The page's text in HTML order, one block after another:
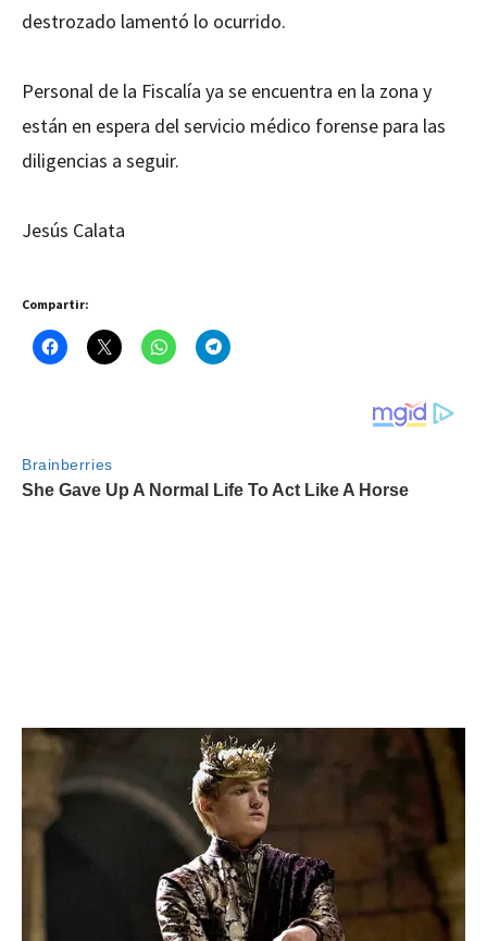
destrozado lamentó lo ocurrido.
Personal de la Fiscalía ya se encuentra en la zona y
están en espera del servicio médico forense para las
diligencias a seguir.
Jesús Calata
Compartir: